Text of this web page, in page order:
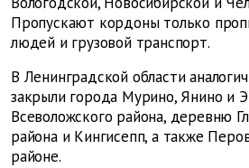
Пропускают кордоны только
людей и грузовой транспорт.
В Ленинградской области
закрыли города Мурино, Янино и
Всеволожского района, деревню
района и Кингисепп, а также
районе.